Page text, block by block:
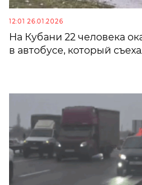
12:01 26.01.2026
На Кубани 22 человека
в автобусе, который